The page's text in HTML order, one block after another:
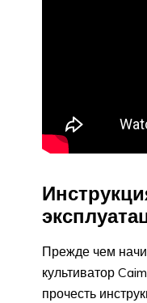
Прежде чем
культиватор
прочесть